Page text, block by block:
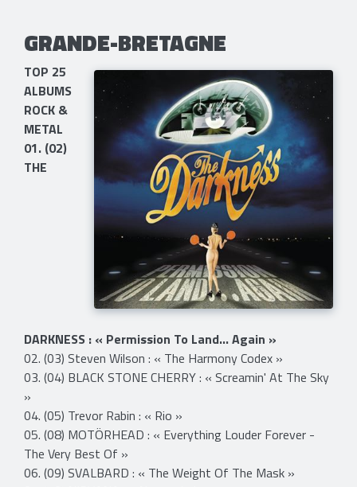
GRANDE-BRETAGNE
​TOP 25
ALBUMS
ROCK &
METAL
01. (02)
THE
DARKNESS : « Permission To Land... Again »
02. (03) Steven Wilson : « The Harmony Codex »
03. (04) BLACK STONE CHERRY : « Screamin' At The Sky
»
04. (05) Trevor Rabin : « Rio »
05. (08) MOTÖRHEAD : « Everything Louder Forever -
The Very Best Of »
06. (09) SVALBARD : « The Weight Of The Mask »